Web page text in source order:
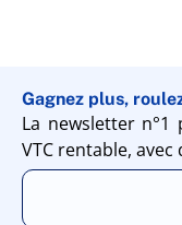
Gagnez plus,
La newsletter
VTC rentable,